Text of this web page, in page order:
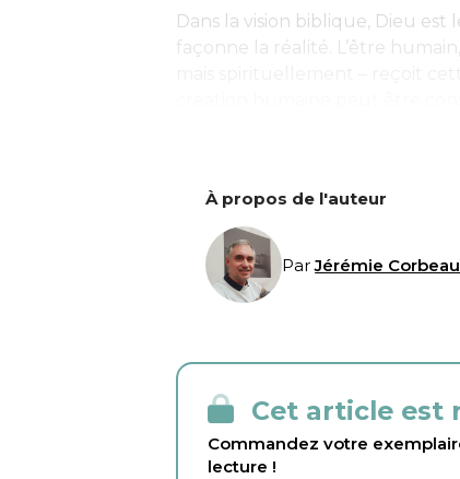
Dans la vision biblique, Dieu
façonne la réalité. L’être
À propos de l'auteur
ParJérémie Corbeau
Cet article est
Commandez votre
lecture !